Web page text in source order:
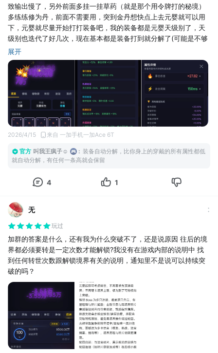
致输出慢了，另外前面多挂一挂草药（就是那个用令牌打的秘境）
多练练修为丹，前面不需要用，突到金丹想快点上去元婴就可以用
下，元婴就尽量开始打打装备吧，我的装备都是元婴天级别了，天
级别也迭代了好几次，现在基本都是装备打到就分解了(可能是不够
我原本的强就给分解了？不是很清楚)，第1次转生前差点就能打掉
第9个boss，但是总是差十几秒，无奈只能抓紧重生了，重生后就
挺快了，玩到元婴就第二次打转生boss的时候挺轻松，第九个boss
打完还剩下30秒，我看评论区说蛮多BUG，但是目前我还没有遇到
什么BUG，我并不是水军，群也没有进，不过上次更新删存档我有
点红温了，不过第一次玩并没有玩多久删档对我影响不是很大，继
续加油吧
展开
2026/4/15 来自 一加手机一加Ace 6T
官方 叫我王疯子☺ : 装备自动分解，比你身上的穿戴的所有属性都低
就自动分解，有任何一条高就会保留
4 1
无
玩过
加群的答案是什么，还有我为什么突破不了，还是说原因 往后的境
界都必须要转是一定次数才能解锁?我没有在游戏内部的说明中 找
到任何转世次数跟解锁境界有关的说明，通知里不是说可以持续突
破的吗？